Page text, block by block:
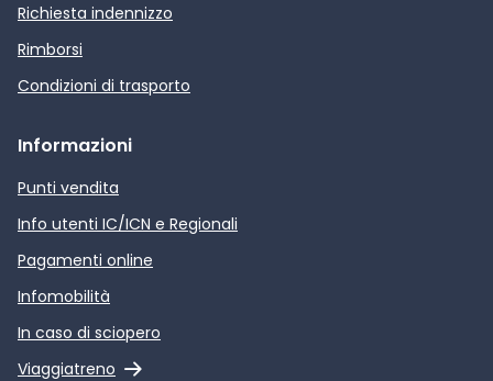
Richiesta indennizzo
Rimborsi
Condizioni di trasporto
Informazioni
Punti vendita
Info utenti IC/ICN e Regionali
Pagamenti online
Infomobilità
In caso di sciopero
Viaggiatreno
Link esterno